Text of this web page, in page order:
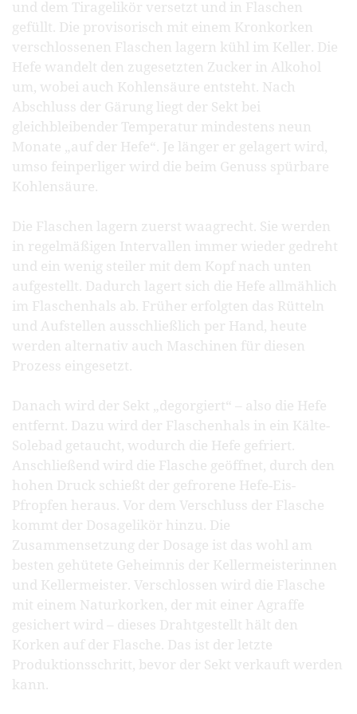
und dem Tiragelikör versetzt und in Flaschen
gefüllt. Die provisorisch mit einem Kronkorken
verschlossenen Flaschen lagern kühl im Keller. Die
Hefe wandelt den zugesetzten Zucker in Alkohol
um, wobei auch Kohlensäure entsteht. Nach
Abschluss der Gärung liegt der Sekt bei
gleichbleibender Temperatur mindestens neun
Monate „auf der Hefe“. Je länger er gelagert wird,
umso feinperliger wird die beim Genuss spürbare
Kohlensäure.
Die Flaschen lagern zuerst waagrecht. Sie werden
in regelmäßigen Intervallen immer wieder gedreht
und ein wenig steiler mit dem Kopf nach unten
aufgestellt. Dadurch lagert sich die Hefe allmählich
im Flaschenhals ab. Früher erfolgten das Rütteln
und Aufstellen ausschließlich per Hand, heute
werden alternativ auch Maschinen für diesen
Prozess eingesetzt.
Danach wird der Sekt „degorgiert“ – also die Hefe
entfernt. Dazu wird der Flaschenhals in ein Kälte-
Solebad getaucht, wodurch die Hefe gefriert.
Anschließend wird die Flasche geöffnet, durch den
hohen Druck schießt der gefrorene Hefe-Eis-
Pfropfen heraus. Vor dem Verschluss der Flasche
kommt der Dosagelikör hinzu. Die
Zusammensetzung der Dosage ist das wohl am
besten gehütete Geheimnis der Kellermeisterinnen
und Kellermeister. Verschlossen wird die Flasche
mit einem Naturkorken, der mit einer Agraffe
gesichert wird – dieses Drahtgestellt hält den
Korken auf der Flasche. Das ist der letzte
Produktionsschritt, bevor der Sekt verkauft werden
kann.